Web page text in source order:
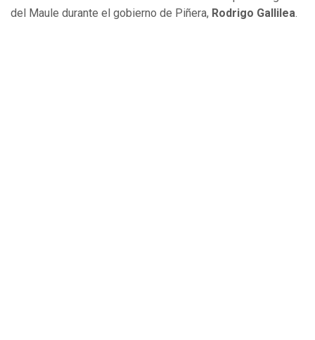
del Maule durante el gobierno de Piñera, Rodrigo Gallilea.